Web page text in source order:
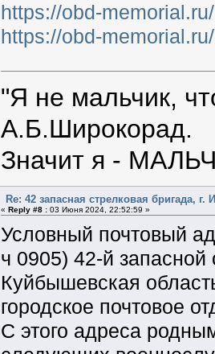
https://obd-
https://obd-
"Я не мальчик,
А.Б.Широкорад.
Значит я -
Re: 42 запасная стрелковая бригада, г.
« Reply #8 :03 Июня 2024, 22:52:59 »
Условный почтовый
ч 0905) 42-й
Куйбышевская
городское почтовое
С этого адреса